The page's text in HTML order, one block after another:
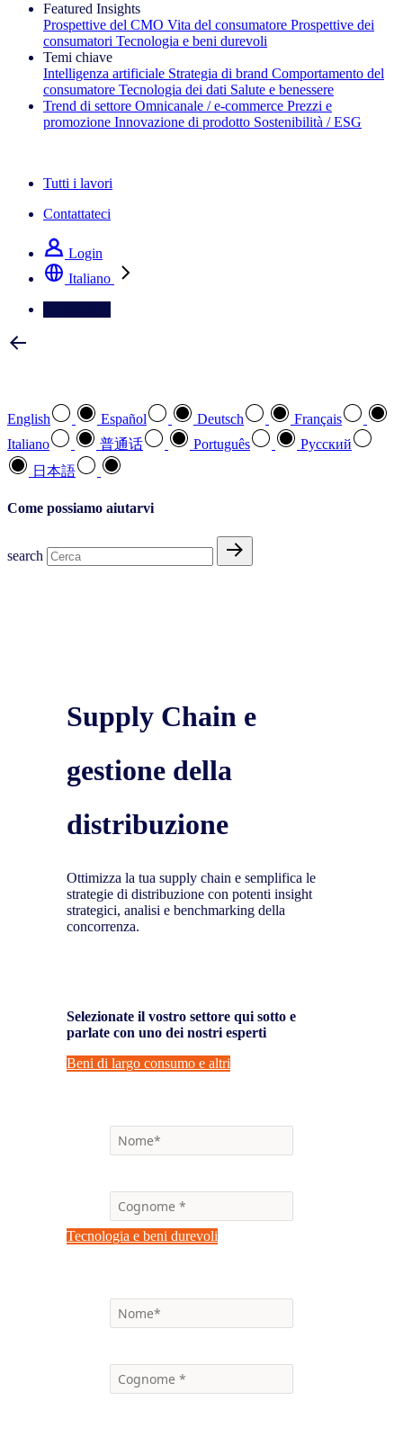
Featured Insights
Prospettive del CMO Vita del consumatore Prospettive dei
consumatori Tecnologia e beni durevoli
Temi chiave
Intelligenza artificiale Strategia di brand Comportamento del
consumatore Tecnologia dei dati Salute e benessere
Trend di settore Omnicanale / e‑commerce Prezzi e
promozione Innovazione di prodotto Sostenibilità / ESG
Tutti i lavori
Contattateci
Login
Italiano
English Español Deutsch
Français
Italiano
普通话 Português
Pусский
日本語
Come possiamo aiutarvi
search
Supply Chain e
gestione della
distribuzione
Ottimizza la tua supply chain e semplifica le
strategie di distribuzione con potenti insight
strategici, analisi e benchmarking della
concorrenza.
Selezionate il vostro settore qui sotto e
parlate con uno dei nostri esperti
Beni di largo consumo e altri
Tecnologia e beni durevoli